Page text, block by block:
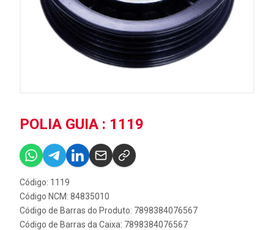
POLIA GUIA : 1119
Código: 1119
Código NCM: 84835010
Código de Barras do Produto: 7898384076567
Código de Barras da Caixa: 7898384076567